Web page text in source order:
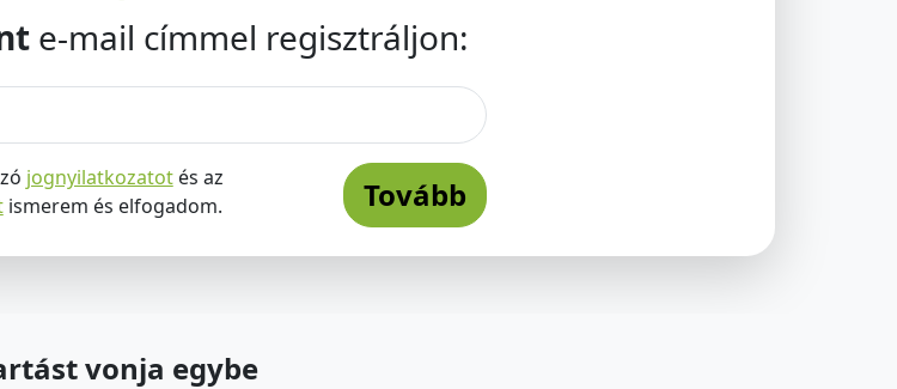
e-mail címmel regisztráljon:
jognyilatkozatotés az
ismerem és elfogadom. Tovább
vonja egybe